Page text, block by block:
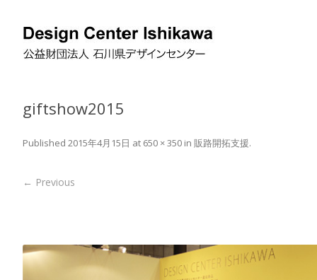
giftshow2015
Published 2015年4月15日 at 650 × 350 in 販路開拓支援.
← Previous